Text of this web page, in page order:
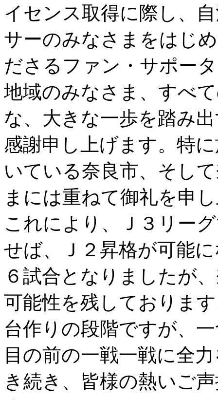
イセンス取得に際し、
サーのみなさまをはじ
ださるファン・サポー
地域のみなさま、すべ
な、大きな一歩を踏み
感謝申し上げます。特
いている奈良市、そし
まには重ねて御礼を申
これにより、Ｊ３リー
せば、Ｊ２昇格が可能
６試合となりましたが
可能性を残しておりま
台作りの段階ですが、
目の前の一戦一戦に全
き続き、皆様の熱いご